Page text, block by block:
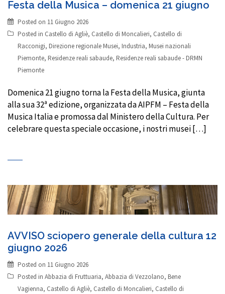
Festa della Musica – domenica 21 giugno
Posted on 11 Giugno 2026
Posted in Castello di Agliè, Castello di Moncalieri, Castello di
Racconigi, Direzione regionale Musei, Industria, Musei nazionali
Piemonte, Residenze reali sabaude, Residenze reali sabaude - DRMN
Piemonte
Domenica 21 giugno torna la Festa della Musica, giunta
alla sua 32ª edizione, organizzata da AIPFM – Festa della
Musica Italia e promossa dal Ministero della Cultura. Per
celebrare questa speciale occasione, i nostri musei […]
AVVISO sciopero generale della cultura 12
giugno 2026
Posted on 11 Giugno 2026
Posted in Abbazia di Fruttuaria, Abbazia di Vezzolano, Bene
Vagienna, Castello di Agliè, Castello di Moncalieri, Castello di